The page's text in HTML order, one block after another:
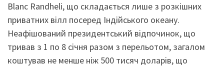
Blanc Randheli, що складається лише з розкішних
приватних вілл посеред Індійського океану.
Неафішований президентський відпочинок, що
тривав з 1 по 8 січня разом з перельотом, загалом
коштував не менше ніж 500 тисяч доларів, що